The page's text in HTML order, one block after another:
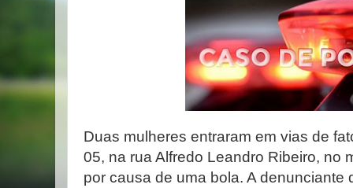
Duas mulheres entraram em vias de
05, na rua Alfredo Leandro Ribeiro, no
por causa de uma bola. A denunciante